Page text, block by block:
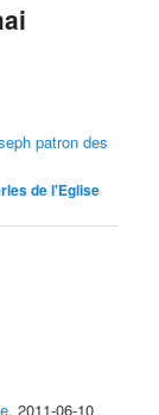
patron des
de l'Eglise
2011-06-10